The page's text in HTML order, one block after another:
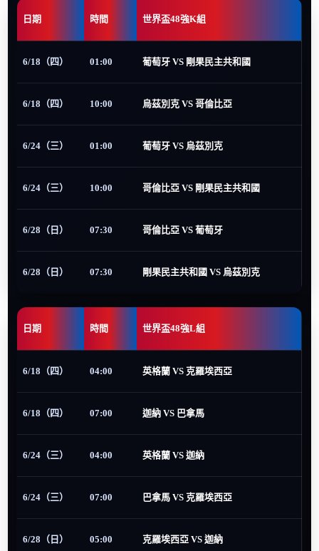
日期 時間 世界盃48強K組
6/18（四） 01:00 葡萄牙 VS 剛果民主共和國
6/18（四） 10:00 烏茲別克 VS 哥倫比亞
6/24（三） 01:00 葡萄牙 VS 烏茲別克
6/24（三） 10:00 哥倫比亞 VS 剛果民主共和國
6/28（日） 07:30 哥倫比亞 VS 葡萄牙
6/28（日） 07:30 剛果民主共和國 VS 烏茲別克
日期 時間 世界盃48強L組
6/18（四） 04:00 英格蘭 VS 克羅埃西亞
6/18（四） 07:00 迦納 VS 巴拿馬
6/24（三） 04:00 英格蘭 VS 迦納
6/24（三） 07:00 巴拿馬 VS 克羅埃西亞
6/28（日） 05:00 克羅埃西亞 VS 迦納